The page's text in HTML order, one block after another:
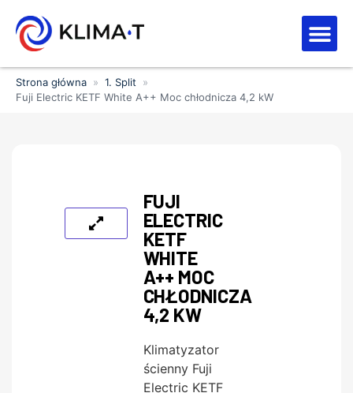
Strona główna » 1. Split
»
Fuji Electric KETF White A++ Moc chłodnicza 4,2 kW
FUJI
ELECTRIC
KETF
WHITE
A++ MOC
CHŁODNICZA
4,2 KW
Klimatyzator
ścienny Fuji
Electric KETF